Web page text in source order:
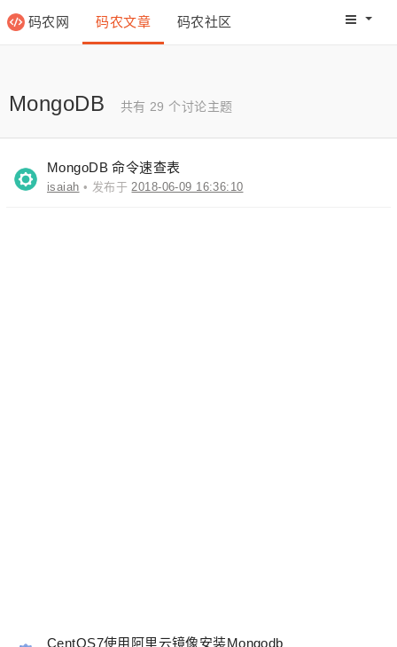
码农网 码农文章 码农社区 码农网
MongoDB 共有 29 个讨论主题
MongoDB 命令速查表
isaiah • 发布于2018-06-09 16:36:10
CentOS7使用阿里云镜像安装Mongodb